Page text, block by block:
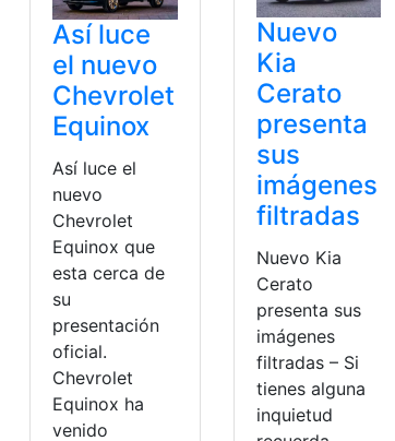
Así luce
el nuevo
Chevrolet
Equinox
Así luce el
nuevo
Chevrolet
Equinox que
esta cerca de
su
presentación
oficial.
Chevrolet
Equinox ha
venido
Nuevo
Kia
Cerato
presenta
sus
imágenes
filtradas
Nuevo Kia
Cerato
presenta sus
imágenes
filtradas – Si
tienes alguna
inquietud